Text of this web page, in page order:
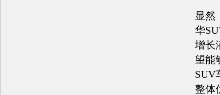
显然
华
增长
望能
SUV
整体